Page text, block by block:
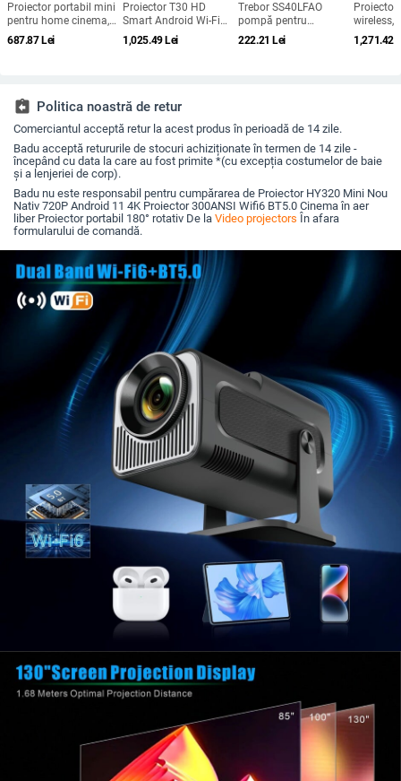
Proiector portabil mini
pentru home cinema,
compatibil cu
smartphone, rezoluție
687.87Lei
Proiector T30 HD
Smart Android Wi-Fi
pentru casă, dormitor
și cinema de familie
1,025.49Lei
Trebor SS40LFAO
pompă pentru
airbaguri și proiector
cu corecție inteligentă
222.21 Lei
wireless,
pentru
rezoluție
1,271.42
assignment_return Politica noastră de retur
Comerciantul acceptă retur la acest produs în perioadă de 14 zile.
Badu acceptă retururile de stocuri achiziționate în termen de 14 zile -
începând cu data la care au fost primite *(cu excepția costumelor de baie
și a lenjeriei de corp).
Badu nu este responsabil pentru cumpărarea de Proiector HY320 Mini Nou
Nativ 720P Android 11 4K Proiector 300ANSI Wifi6 BT5.0 Cinema în aer
liber Proiector portabil 180° rotativ De la Video projectors În afara
formularului de comandă.